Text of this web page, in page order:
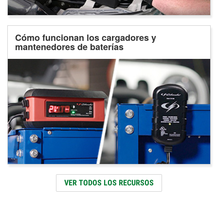
Cómo funcionan los cargadores y
mantenedores de baterías
VER TODOS LOS RECURSOS